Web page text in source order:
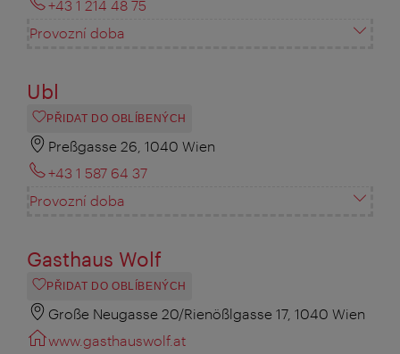
+43 1 214 48 75
Provozní doba
Ubl
PŘIDAT DO OBLÍBENÝCH
Preßgasse 26, 1040 Wien
+43 1 587 64 37
Provozní doba
Gasthaus Wolf
PŘIDAT DO OBLÍBENÝCH
Große Neugasse 20/Rienößlgasse 17, 1040 Wien
www.gasthauswolf.at